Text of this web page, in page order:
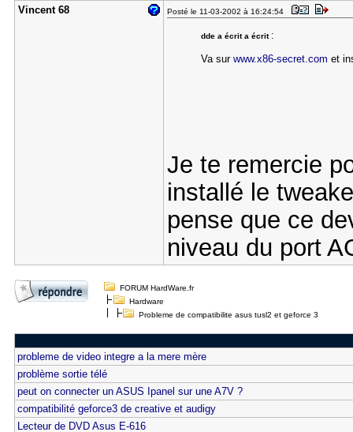
Vincent 68 Posté le 11-03-2002 à 16:24:54
dde a écrit a écrit :
Va surwww.x86-secret.com et
Je te remercie
installé le
pense que ce
niveau du port
FORUM HardWare.fr
Hardware
Probleme de compatibilite asus tusl2 et geforce 3
probleme de video integre a la mere mère
problème sortie télé
peut on connecter un ASUS Ipanel sur une A7V ?
compatibilité geforce3 de creative et audigy
Lecteur de DVD Asus E-616